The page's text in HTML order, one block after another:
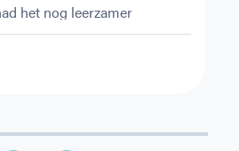
het nog leerzamer